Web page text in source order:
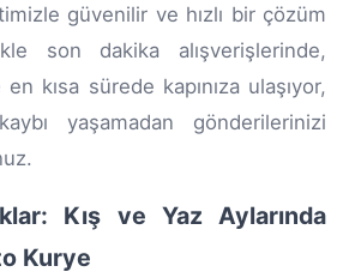
güvenilir ve hızlı bir çözüm
son dakika alışverişlerinde,
kısa sürede kapınıza ulaşıyor,
yaşamadan gönderilerinizi
Kış ve Yaz Aylarında
Kurye